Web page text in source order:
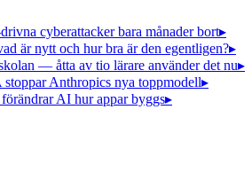
cyberattacker bara månader bort▸
är nytt och hur bra är den egentligen?▸
— åtta av tio lärare använder det nu▸
Anthropics nya toppmodell▸
AI hur appar byggs▸